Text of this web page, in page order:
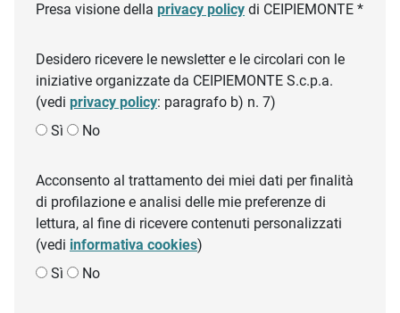
Presa visione della privacy policy di CEIPIEMONTE *
Desidero ricevere le newsletter e le circolari con le
iniziative organizzate da CEIPIEMONTE S.c.p.a.
(vedi privacy policy: paragrafo b) n. 7)
Sì
No
Acconsento al trattamento dei miei dati per finalità
di profilazione e analisi delle mie preferenze di
lettura, al fine di ricevere contenuti personalizzati
(vedi informativa cookies)
Sì
No